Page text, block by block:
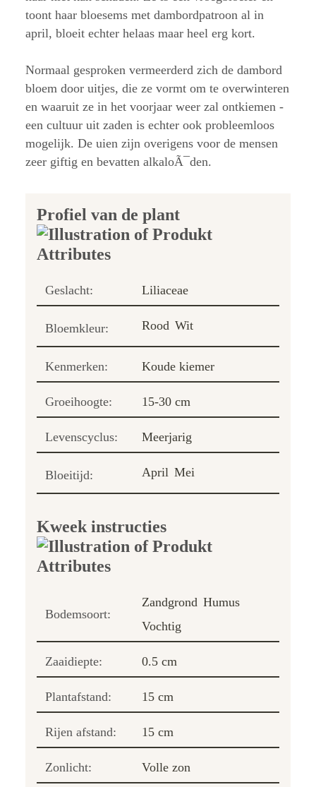
toont haar bloesems met dambordpatroon al in
april, bloeit echter helaas maar heel erg kort.
Normaal gesproken vermeerderd zich de dambord
bloem door uitjes, die ze vormt om te overwinteren
en waaruit ze in het voorjaar weer zal ontkiemen -
een cultuur uit zaden is echter ook probleemloos
mogelijk. De uien zijn overigens voor de mensen
zeer giftig en bevatten alkaloÃ¯den.
Profiel van de plant
Geslacht: Liliaceae
Bloemkleur: Rood Wit
Kenmerken: Koude kiemer
Groeihoogte: 15-30 cm
Levenscyclus: Meerjarig
Bloeitijd: April Mei
Kweek instructies
Bodemsoort:
Zandgrond Humus
Vochtig
Zaaidiepte: 0.5 cm
Plantafstand: 15 cm
Rijen afstand: 15 cm
Zonlicht: Volle zon